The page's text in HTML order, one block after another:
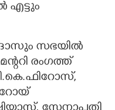
എട്ടും
സഭയിൽ
രംഗത്ത്
റോയ്